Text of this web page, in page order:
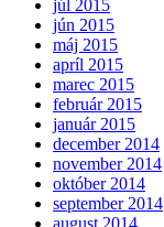
júl 2015
jún 2015
máj 2015
apríl 2015
marec 2015
február 2015
január 2015
december 2014
november 2014
október 2014
september 2014
august 2014